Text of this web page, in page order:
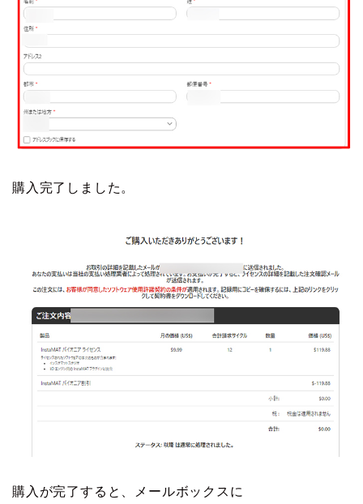
購入完了しました。
購入が完了すると、メールボックスに